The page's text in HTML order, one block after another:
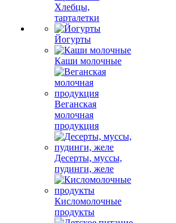
Хлебцы,
тарталетки
Йогурты
Каши молочные
Веганская
молочная
продукция
Десерты, муссы,
пудинги, желе
Кисломолочные
продукты